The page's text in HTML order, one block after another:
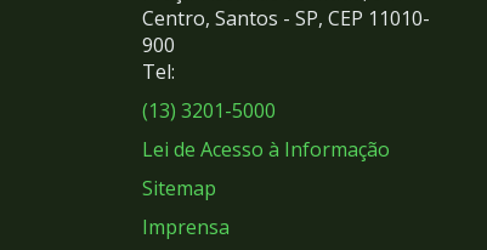
Redes
Sociais
Centro, Santos - SP, CEP 11010-
900
Tel:
(13) 3201-5000
Lei de Acesso à Informação
Sitemap
Imprensa